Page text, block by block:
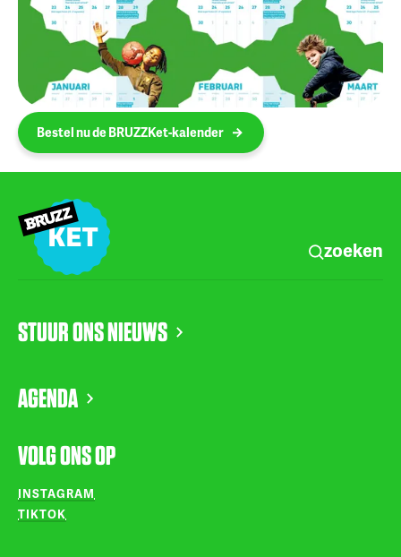
Bestel nu de BRUZZKet-kalender
zoeken
STUUR ONS NIEUWS
AGENDA
VOLG ONS OP
INSTAGRAM
TIKTOK